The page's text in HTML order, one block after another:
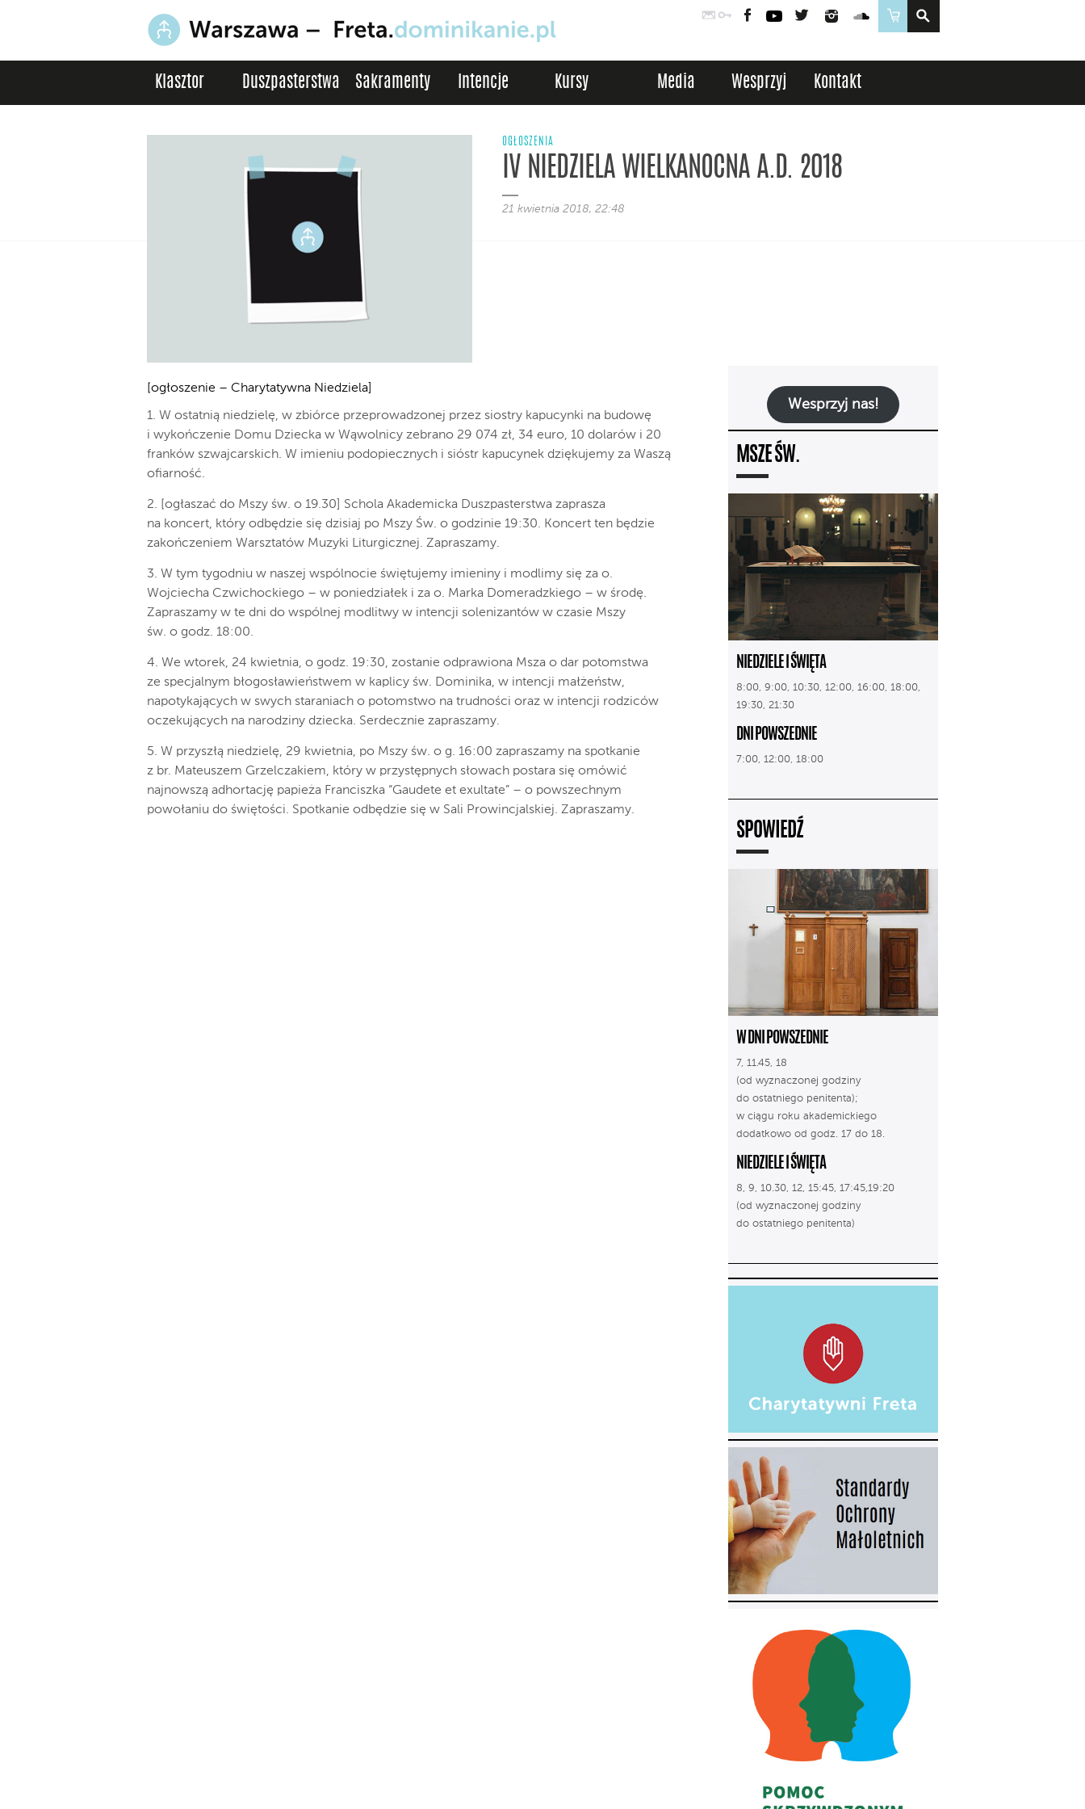
PocztaLogowanie
FacebookYouTubeTwitter InstagramSoundCloud
Sklep
Klasztor Duszpasterstwa Sakramenty Intencje Kursy Media Wesprzyj Kontakt
OGŁOSZENIA
IV NIEDZIELA WIELKANOCNA A.D. 2018
21 kwietnia 2018, 22:48
[ogłoszenie – Charytatywna Niedziela]
1. W ostatnią niedzielę, w zbiórce przeprowadzonej przez siostry kapucynki na budowę
i wykończenie Domu Dziecka w Wąwolnicy zebrano 29 074 zł, 34 euro, 10 dolarów i 20
franków szwajcarskich. W imieniu podopiecznych i sióstr kapucynek dziękujemy za Waszą
ofiarność.
2. [ogłaszać do Mszy św. o 19.30] Schola Akademicka Duszpasterstwa zaprasza
na koncert, który odbędzie się dzisiaj po Mszy Św. o godzinie 19:30. Koncert ten będzie
zakończeniem Warsztatów Muzyki Liturgicznej. Zapraszamy.
3. W tym tygodniu w naszej wspólnocie świętujemy imieniny i modlimy się za o.
Wojciecha Czwichockiego – w poniedziałek i za o. Marka Domeradzkiego – w środę.
Zapraszamy w te dni do wspólnej modlitwy w intencji solenizantów w czasie Mszy
św. o godz. 18:00.
4. We wtorek, 24 kwietnia, o godz. 19:30, zostanie odprawiona Msza o dar potomstwa
ze specjalnym błogosławieństwem w kaplicy św. Dominika, w intencji małżeństw,
napotykających w swych staraniach o potomstwo na trudności oraz w intencji rodziców
oczekujących na narodziny dziecka. Serdecznie zapraszamy.
5. W przyszłą niedzielę, 29 kwietnia, po Mszy św. o g. 16:00 zapraszamy na spotkanie
z br. Mateuszem Grzelczakiem, który w przystępnych słowach postara się omówić
najnowszą adhortację papieża Franciszka “Gaudete et exultate” – o powszechnym
powołaniu do świętości. Spotkanie odbędzie się w Sali Prowincjalskiej. Zapraszamy.
Wesprzyj nas!
MSZE ŚW.
NIEDZIELE I ŚWIĘTA
8:00, 9:00, 10:30, 12:00, 16:00, 18:00,
19:30, 21:30
DNI POWSZEDNIE
7:00, 12:00, 18:00
SPOWIEDŹ
W DNI POWSZEDNIE
7, 11.45, 18
(od wyznaczonej godziny
do ostatniego penitenta);
w ciągu roku akademickiego
dodatkowo od godz. 17 do 18.
NIEDZIELE I ŚWIĘTA
8, 9, 10.30, 12, 15:45, 17:45,19:20
(od wyznaczonej godziny
do ostatniego penitenta)